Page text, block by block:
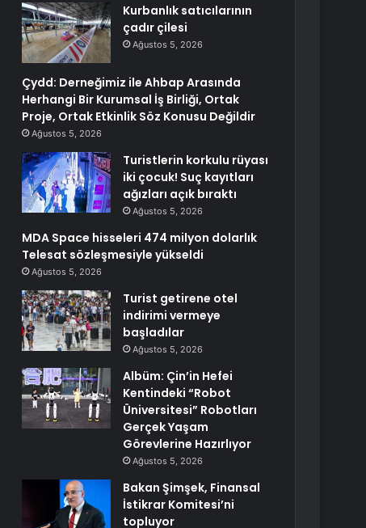
Kurbanlık satıcılarının
çadır çilesi
Ağustos 5, 2026
Çydd: Derneğimiz ile Ahbap Arasında
Herhangi Bir Kurumsal İş Birliği, Ortak
Proje, Ortak Etkinlik Söz Konusu Değildir
Ağustos 5, 2026
Turistlerin korkulu rüyası
iki çocuk! Suç kayıtları
ağızları açık bıraktı
Ağustos 5, 2026
MDA Space hisseleri 474 milyon dolarlık
Telesat sözleşmesiyle yükseldi
Ağustos 5, 2026
Turist getirene otel
indirimi vermeye
başladılar
Ağustos 5, 2026
Albüm: Çin’in Hefei
Kentindeki “Robot
Üniversitesi” Robotları
Gerçek Yaşam
Görevlerine Hazırlıyor
Ağustos 5, 2026
Bakan Şimşek, Finansal
İstikrar Komitesi’ni
topluyor